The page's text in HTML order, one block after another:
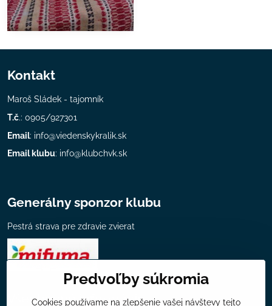
Kontakt
Maroš Sládek - tajomník
T.č.: 0905/927301
Email: info@viedenskykralik.sk
Email klubu: info@klubchvk.sk
Generálny sponzor klubu
Pestrá strava pre zdravie zvierat
Všeobecné informácie
Predvoľby súkromia
Cookies používame na zlepšenie vašej návštevy tejto